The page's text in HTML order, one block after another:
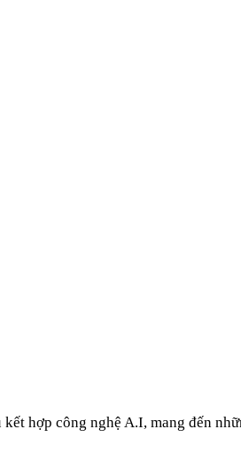
hợp công nghệ A.I, mang đến